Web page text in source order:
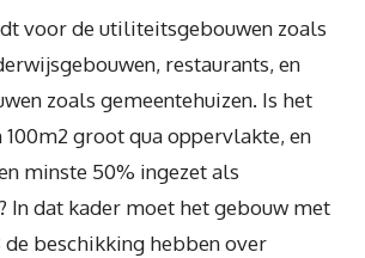
voor de utiliteitsgebouwen zoals
restaurants, en
zoals gemeentehuizen. Is het
groot qua oppervlakte, en
minste 50% ingezet als
In dat kader moet het gebouw met
de beschikking hebben over